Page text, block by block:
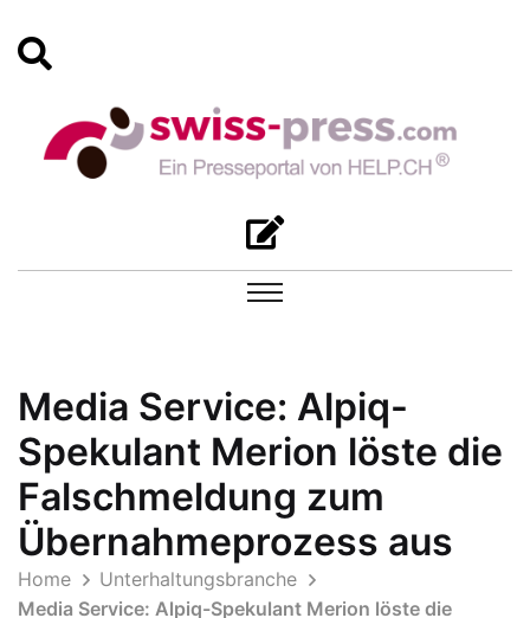
Media Service: Alpiq-
Spekulant Merion löste die
Falschmeldung zum
Übernahmeprozess aus
Home
Unterhaltungsbranche
Media Service: Alpiq-Spekulant Merion löste die